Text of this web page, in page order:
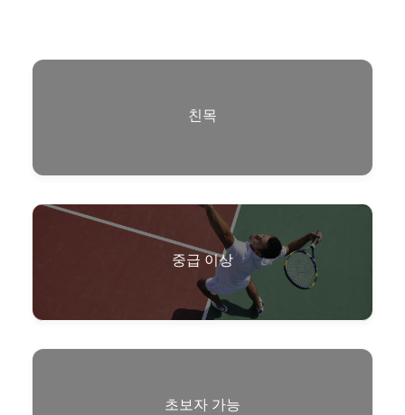
친목
중급 이상
초보자 가능